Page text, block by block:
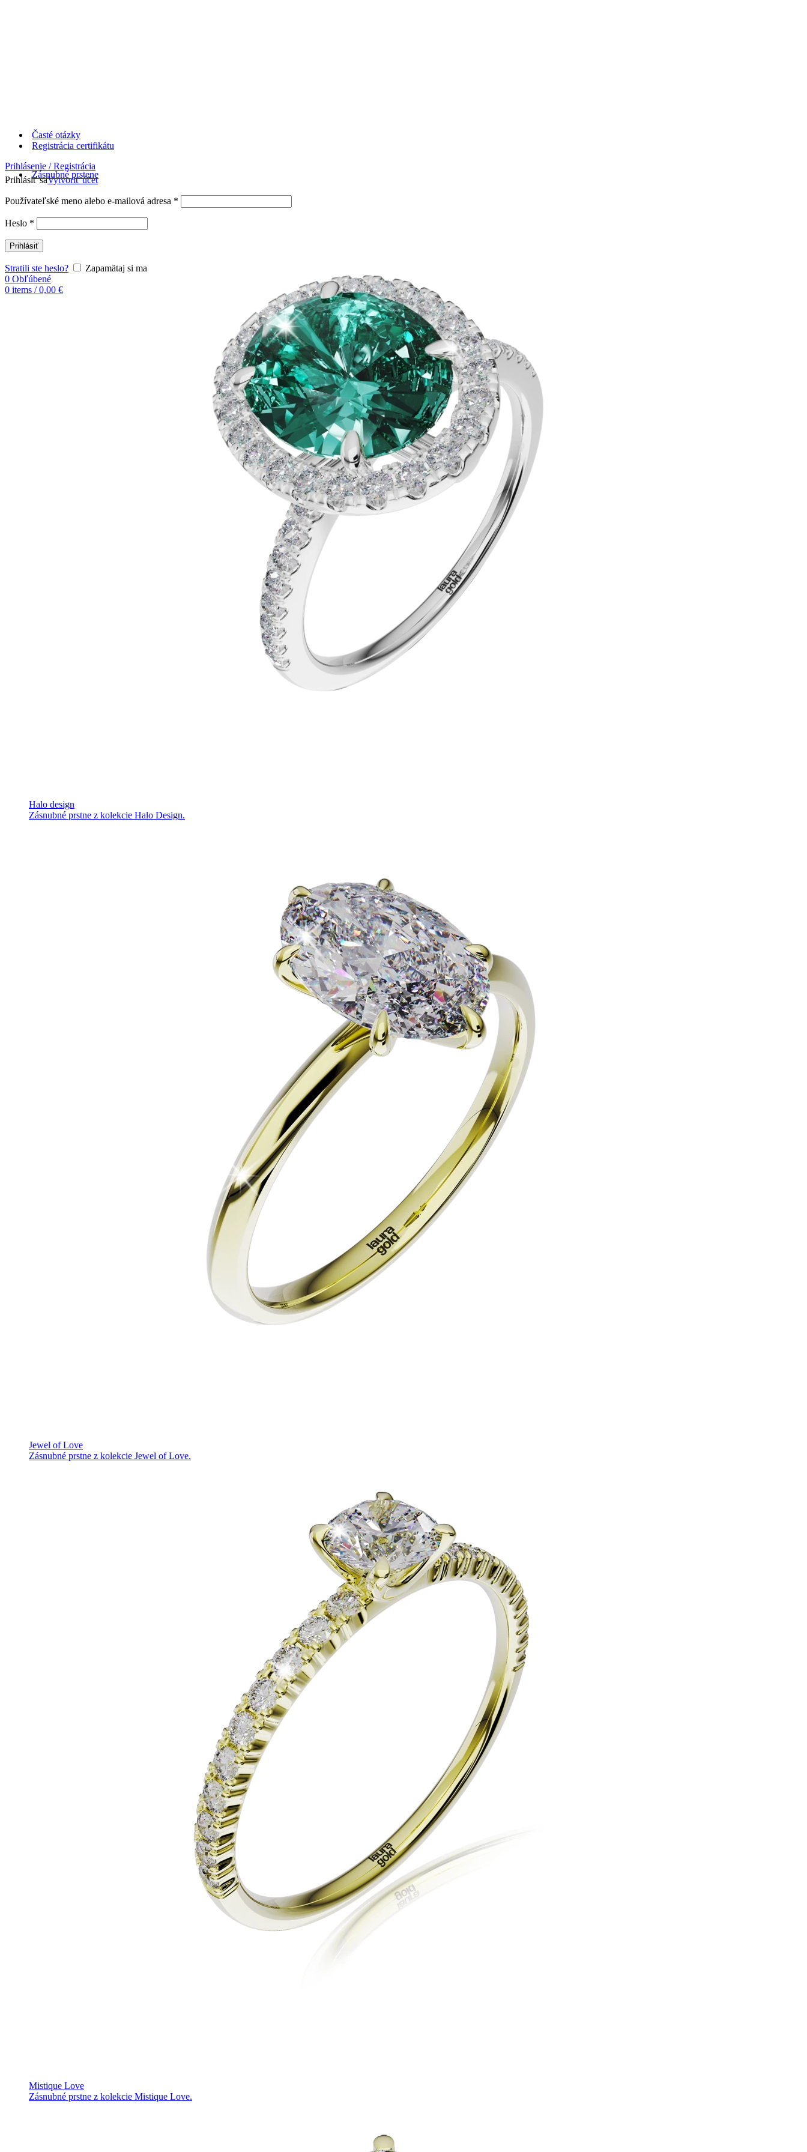
Časté otázky
Registrácia certifikátu
Prihlásenie / Registrácia
Prihlásiť saVytvoriť účet
Používateľské meno alebo e-mailová adresa *
Heslo *
Prihlásiť
Stratili ste heslo?
Zapamätaj si ma
0 Obľúbené
0 items / 0,00 €
Zásnubné prstene
Halo design
Zásnubné prstne z kolekcie Halo Design.
Jewel of Love
Zásnubné prstne z kolekcie Jewel of Love.
Mistique Love
Zásnubné prstne z kolekcie Mistique Love.